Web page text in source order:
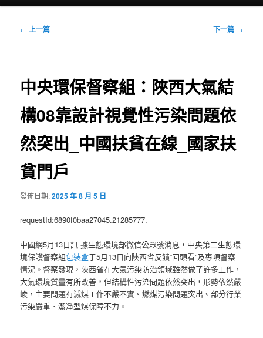
文
← 上一篇 下一篇 →
中央環保督察組：陜西大氣結
構08靠設計視覺性污染問題依
然突出_中國扶貧在線_國家扶
貧門戶
發佈日期:2025 年 8 月 5 日
requestId:6890f0baa27045.21285777.
中國網5月13日訊 據生態環境部微信公眾號消息，中央第二生態環
境保護督察組包裝盒于5月13日向陜西省反饋“回頭看”及專項督察
情況。督察發現，陜西省在大氣污染防治領域雖然做了許多工作，
大氣環境質量有所改善，但結構性污染問題依然突出，形勢依然嚴
峻，主要問題有減煤工作不嚴不實、燃煤污染問題突出、部分行業
污染嚴重、潔凈型煤保障不力。